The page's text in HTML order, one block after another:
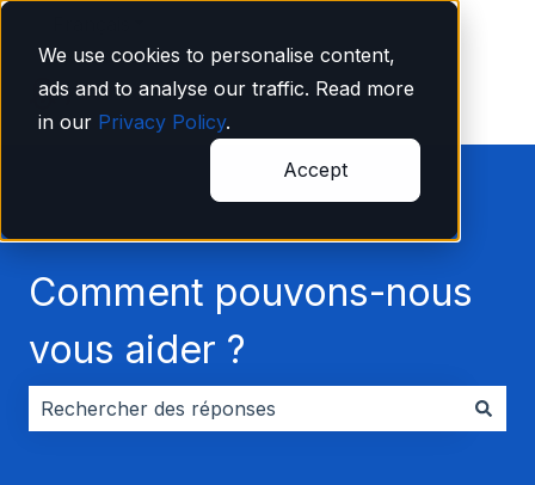
We use cookies to personalise content,
ads and to analyse our traffic. Read more
in our Privacy Policy.
Accept
Comment pouvons-nous
vous aider ?